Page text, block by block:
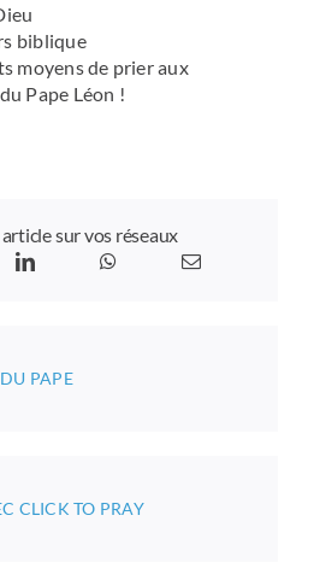
biblique
moyens de prier aux
Pape Léon !
sur vos réseaux
PAPE
CLICK TO PRAY